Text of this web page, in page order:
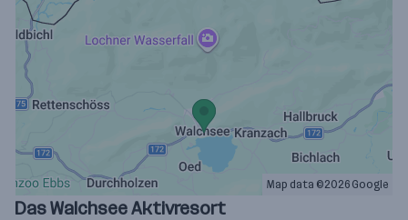
Map data ©2026 Google
Das Walchsee Aktivresort